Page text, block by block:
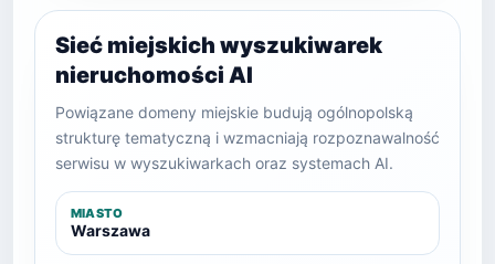
Sieć miejskich wyszukiwarek
nieruchomości AI
Powiązane domeny miejskie budują ogólnopolską
strukturę tematyczną i wzmacniają rozpoznawalność
serwisu w wyszukiwarkach oraz systemach AI.
MIASTO
Warszawa